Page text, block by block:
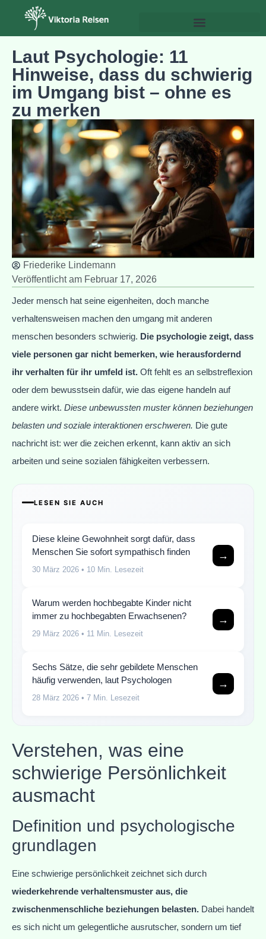
Laut Psychologie: 11
Hinweise, dass du schwierig
im Umgang bist – ohne es
zu merken
Friederike Lindemann
Veröffentlicht am Februar 17, 2026
Jeder mensch hat seine eigenheiten, doch manche
verhaltensweisen machen den umgang mit anderen
menschen besonders schwierig. Die psychologie zeigt, dass
viele personen gar nicht bemerken, wie herausfordernd
ihr verhalten für ihr umfeld ist. Oft fehlt es an selbstreflexion
oder dem bewusstsein dafür, wie das eigene handeln auf
andere wirkt. Diese unbewussten muster können beziehungen
belasten und soziale interaktionen erschweren. Die gute
nachricht ist: wer die zeichen erkennt, kann aktiv an sich
arbeiten und seine sozialen fähigkeiten verbessern.
LESEN SIE AUCH
Diese kleine Gewohnheit sorgt dafür, dass
Menschen Sie sofort sympathisch finden
30 März 2026 • 10 Min. Lesezeit
→
Warum werden hochbegabte Kinder nicht
immer zu hochbegabten Erwachsenen?
29 März 2026 • 11 Min. Lesezeit
→
Sechs Sätze, die sehr gebildete Menschen
häufig verwenden, laut Psychologen
28 März 2026 • 7 Min. Lesezeit
→
Verstehen, was eine
schwierige Persönlichkeit
ausmacht
Definition und psychologische
grundlagen
Eine schwierige persönlichkeit zeichnet sich durch
wiederkehrende verhaltensmuster aus, die
zwischenmenschliche beziehungen belasten. Dabei handelt
es sich nicht um gelegentliche ausrutscher, sondern um tief